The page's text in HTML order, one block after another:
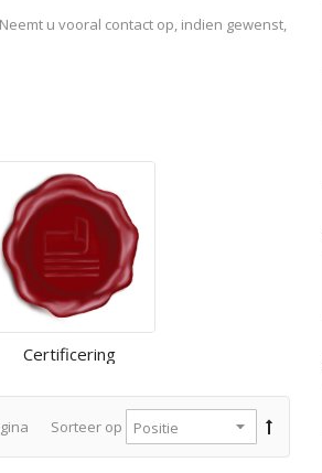
u vooral contact op, indien gewenst,
Certificering
Sorteer op